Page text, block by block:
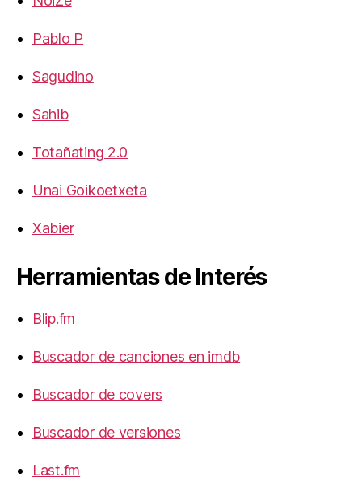
Pablo P
Sagudino
Sahib
Totañating 2.0
Unai Goikoetxeta
Xabier
Herramientas de Interés
Blip.fm
Buscador de canciones en imdb
Buscador de covers
Buscador de versiones
Last.fm